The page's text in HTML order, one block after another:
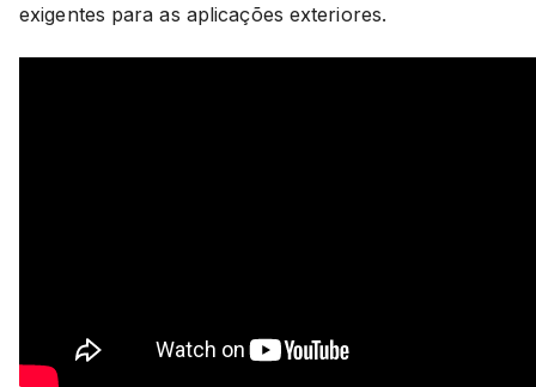
exigentes para as aplicações exteriores.